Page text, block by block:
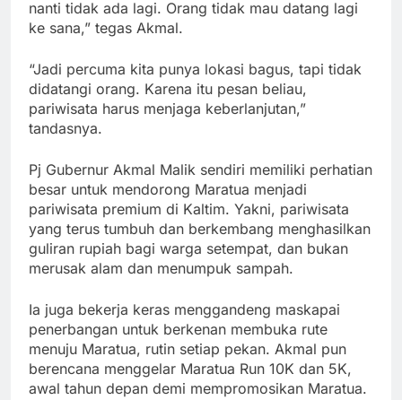
nanti tidak ada lagi. Orang tidak mau datang lagi
ke sana,” tegas Akmal.
“Jadi percuma kita punya lokasi bagus, tapi tidak
didatangi orang. Karena itu pesan beliau,
pariwisata harus menjaga keberlanjutan,”
tandasnya.
Pj Gubernur Akmal Malik sendiri memiliki perhatian
besar untuk mendorong Maratua menjadi
pariwisata premium di Kaltim. Yakni, pariwisata
yang terus tumbuh dan berkembang menghasilkan
guliran rupiah bagi warga setempat, dan bukan
merusak alam dan menumpuk sampah.
Ia juga bekerja keras menggandeng maskapai
penerbangan untuk berkenan membuka rute
menuju Maratua, rutin setiap pekan. Akmal pun
berencana menggelar Maratua Run 10K dan 5K,
awal tahun depan demi mempromosikan Maratua.